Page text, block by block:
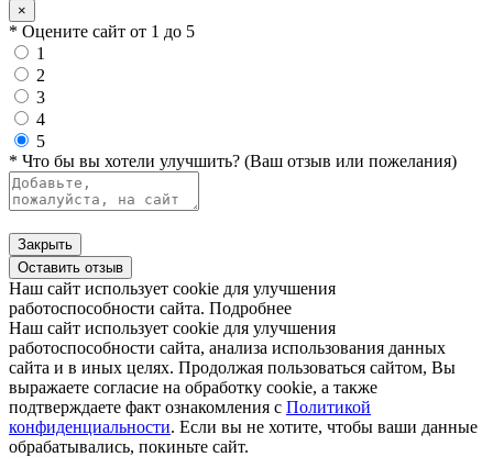
×
* Оцените сайт от 1 до 5
1
2
3
4
5
* Что бы вы хотели улучшить? (Ваш отзыв или пожелания)
Закрыть
Оставить отзыв
Наш сайт использует cookie для улучшения
работоспособности сайта. Подробнее
Наш сайт использует cookie для улучшения
работоспособности сайта, анализа использования данных
сайта и в иных целях. Продолжая пользоваться сайтом, Вы
выражаете согласие на обработку cookie, а также
подтверждаете факт ознакомления с Политикой
конфиденциальности. Если вы не хотите, чтобы ваши данные
обрабатывались, покиньте сайт.